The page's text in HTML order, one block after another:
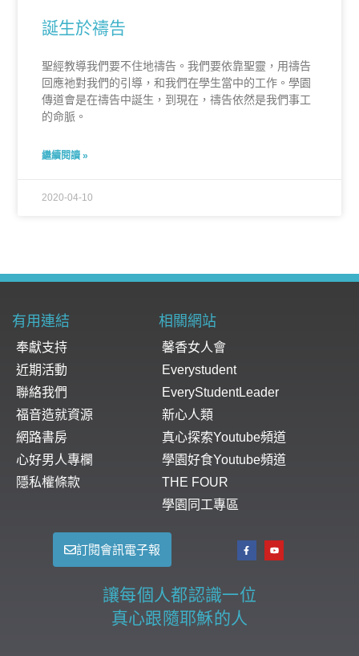
誕生於禱告
聖經教導我們要不住地禱告。我們要依靠聖靈，用禱告
回應祂對我們的引導，和我們在學生當中的工作。學園
傳道會是在禱告中誕生，到現在，禱告依然是我們事工
的命脈。
繼續閱讀 »
2020-04-10
有用連結 相關網站
奉獻支持
近期活動
聯絡我們
福音造就資源
網路書房
心好男人專欄
隱私權條款
馨香女人會
Everystudent
EveryStudentLeader
新心人類
真心探索Youtube頻道
學園好食Youtube頻道
THE FOUR
學園同工專區
訂閱會訊電子報
讓每個人都認識一位
真心跟隨耶穌的人